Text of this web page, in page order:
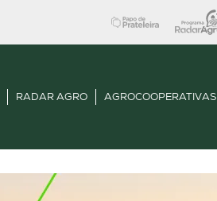
RADAR AGRO AGROCOOPERATIVAS